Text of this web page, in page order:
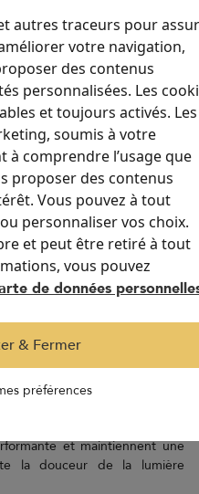
et
des rails en aluminium
Sa toile technique, comme la
qui renvoie le rayonnement
Cette configuration
tout en maintenant une
à toiture vitrée, EVADA a
tout en conservant l’éclat
chaleureux
replieen accordéon sous les
et maintiennent une
la douceur de la lumière
autres traceurs pour
votre navigation,
des contenus
personnalisées. Les
et toujours activés. Les
soumis à votre
comprendre l’usage que
proposer des contenus
Vous pouvez à tout
personnaliser vos choix.
et peut être retiré à tout
vous pouvez
de données
& Fermer
préférences